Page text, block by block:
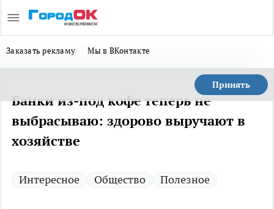
Заказать рекламу Мы в ВКонтакте
Принять
Банки из-под кофе теперь не
выбрасываю: здорово выручают в
хозяйстве
Интересное Общество Полезное